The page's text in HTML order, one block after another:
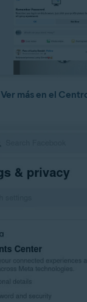
Ver más en el